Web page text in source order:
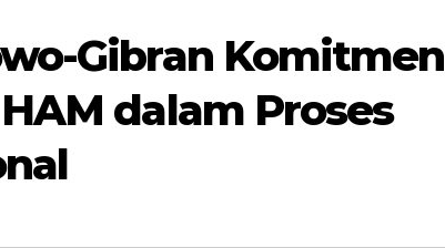
Gibran Komitmen
dalam Proses